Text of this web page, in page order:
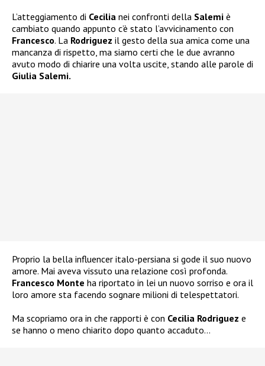
L’atteggiamento di Cecilia nei confronti della Salemi è
cambiato quando appunto c’è stato l’avvicinamento con
Francesco. La Rodriguez il gesto della sua amica come una
mancanza di rispetto, ma siamo certi che le due avranno
avuto modo di chiarire una volta uscite, stando alle parole di
Giulia Salemi.
Proprio la bella influencer italo-persiana si gode il suo nuovo
amore. Mai aveva vissuto una relazione così profonda.
Francesco Monte ha riportato in lei un nuovo sorriso e ora il
loro amore sta facendo sognare milioni di telespettatori.
Ma scopriamo ora in che rapporti è con Cecilia Rodriguez e
se hanno o meno chiarito dopo quanto accaduto…